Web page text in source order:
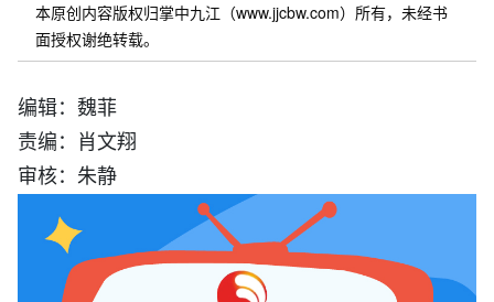
本原创内容版权归掌中九江（www.jjcbw.com）所有，未经书
面授权谢绝转载。
编辑：魏菲
责编：肖文翔
审核：朱静